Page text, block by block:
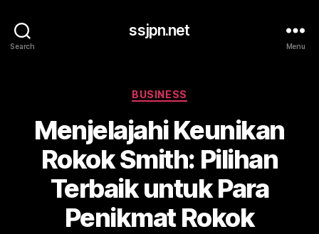
Search
ssjpn.net
Menu
Categories
BUSINESS
Menjelajahi Keunikan
Rokok Smith: Pilihan
Terbaik untuk Para
Penikmat Rokok